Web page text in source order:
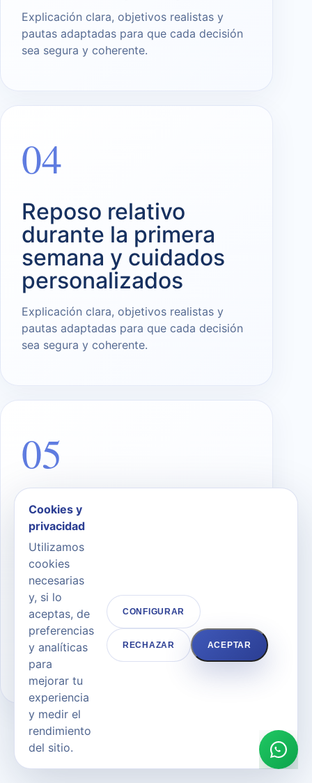
Explicación clara, objetivos realistas y
pautas adaptadas para que cada decisión
sea segura y coherente.
04
Reposo relativo
durante la primera
semana y cuidados
personalizados
Explicación clara, objetivos realistas y
pautas adaptadas para que cada decisión
sea segura y coherente.
05
Revisiones para
controlar la
inflamación y la
evolución del
resultado
Explicación clara, objetivos realistas y
pautas adaptadas para que cada decisión
sea segura y coherente.
Cookies y
privacidad
Utilizamos
cookies
necesarias
y, si lo
aceptas, de
preferencias
y analíticas
para
mejorar tu
experiencia
y medir el
rendimiento
del sitio.
CONFIGURAR
RECHAZAR ACEPTAR